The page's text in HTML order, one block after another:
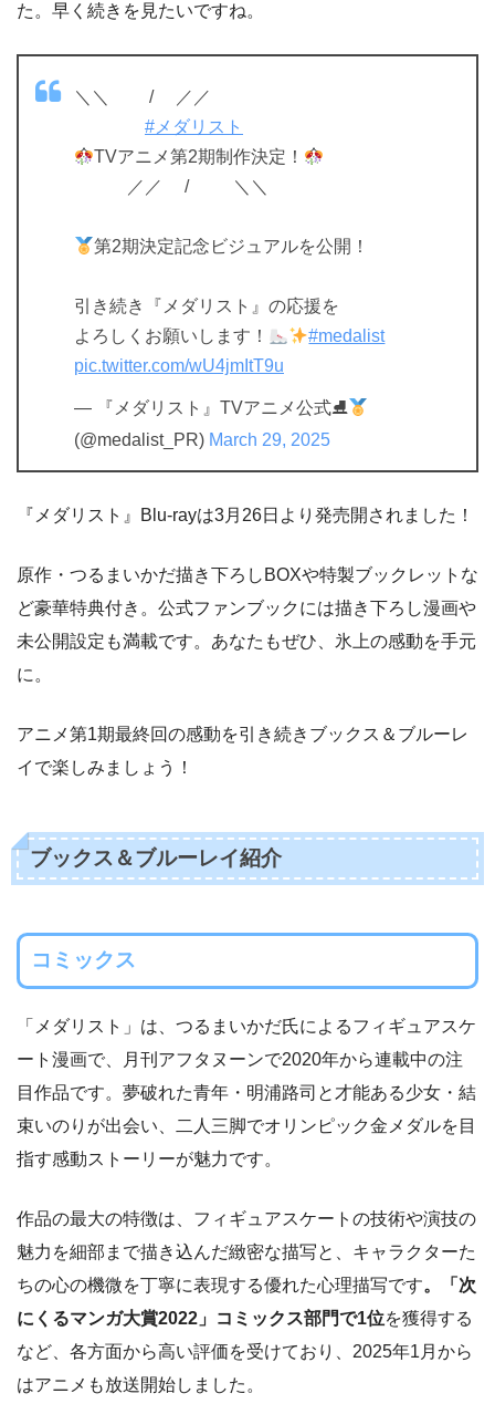
た。早く続きを見たいですね。
＼＼ / ／／
#メダリスト
TVアニメ第2期制作決定！
／／ / ＼＼
第2期決定記念ビジュアルを公開！
引き続き『メダリスト』の応援を
よろしくお願いします！
#medalist
pic.twitter.com/wU4jmItT9u
— 『メダリスト』TVアニメ公式⛸
(@medalist_PR) March 29, 2025
『メダリスト』Blu-rayは3月26日より発売開されました！
原作・つるまいかだ描き下ろしBOXや特製ブックレットな
ど豪華特典付き。公式ファンブックには描き下ろし漫画や
未公開設定も満載です。あなたもぜひ、氷上の感動を手元
に。
アニメ第1期最終回の感動を引き続きブックス＆ブルーレ
イで楽しみましょう！
ブックス＆ブルーレイ紹介
コミックス
「メダリスト」は、つるまいかだ氏によるフィギュアスケ
ート漫画で、月刊アフタヌーンで2020年から連載中の注
目作品です。夢破れた青年・明浦路司と才能ある少女・結
束いのりが出会い、二人三脚でオリンピック金メダルを目
指す感動ストーリーが魅力です。
作品の最大の特徴は、フィギュアスケートの技術や演技の
魅力を細部まで描き込んだ緻密な描写と、キャラクターた
ちの心の機微を丁寧に表現する優れた心理描写です。「次
にくるマンガ大賞2022」コミックス部門で1位を獲得する
など、各方面から高い評価を受けており、2025年1月から
はアニメも放送開始しました。